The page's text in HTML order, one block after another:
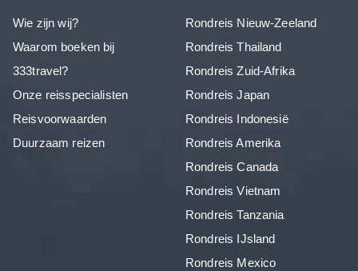
Wie zijn wij?
Waarom boeken bij
333travel?
Onze reisspecialisten
Reisvoorwaarden
Duurzaam reizen
Rondreis Nieuw-Zeeland
Rondreis Thailand
Rondreis Zuid-Afrika
Rondreis Japan
Rondreis Indonesië
Rondreis Amerika
Rondreis Canada
Rondreis Vietnam
Rondreis Tanzania
Rondreis IJsland
Rondreis Mexico